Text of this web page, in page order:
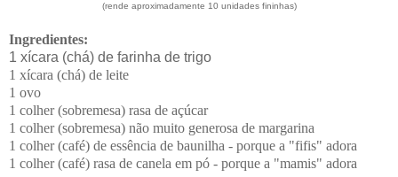
(rende aproximadamente 10 unidades fininhas)
Ingredientes:
1 xícara (chá) de farinha de trigo
1 xícara (chá) de leite
1 ovo
1 colher (sobremesa) rasa de açúcar
1 colher (sobremesa) não muito generosa de margarina
1 colher (café) de essência de baunilha - porque a "fifis" adora
1 colher (café) rasa de canela em pó - porque a "mamis" adora